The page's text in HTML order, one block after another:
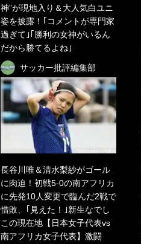
神”が現地入り＆大人気白ユニ
姿を披露！｢コメントが専門家
過ぎて｣｢勝利の女神がいるん
だから勝てるよね｣
サッカー批評編集部
長谷川唯＆清水梨紗がゴール
に肉迫！初戦5-0の南アフリカ
に先発10人変更で臨んだ2戦で
惜敗、｢見えた！｣新生なでし
この現在地【日本女子代表vs
南アフリカ女子代表】激闘